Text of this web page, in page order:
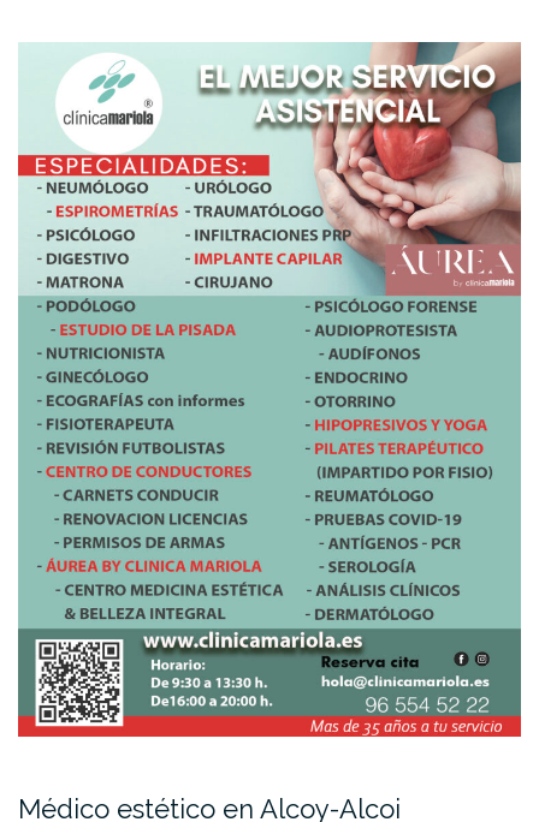
Médico estético en Alcoy-Alcoi